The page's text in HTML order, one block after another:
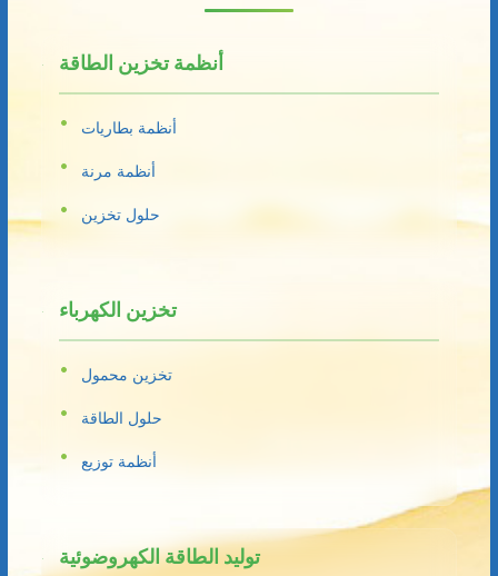
أنظمة تخزين الطاقة
أنظمة بطاريات
أنظمة مرنة
حلول تخزين
تخزين الكهرباء
تخزين محمول
حلول الطاقة
أنظمة توزيع
توليد الطاقة الكهروضوئية